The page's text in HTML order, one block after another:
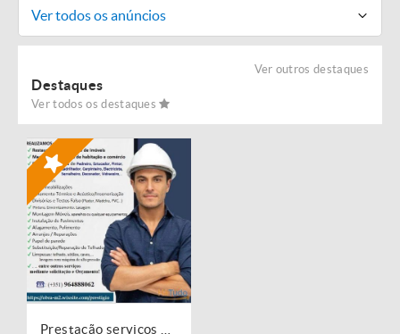
Ver todos os anúncios
Ver outros destaques
Destaques
Ver todos os destaques